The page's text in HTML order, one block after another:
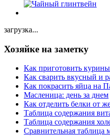
загрузка...
Хозяйке на заметку
Как приготовить
Как сварить вкусный и
Как покрасить яйца на
Масленица: день за днем
Как отделить белки от
Таблица содержания
Таблица содержания
Сравнительная таблица